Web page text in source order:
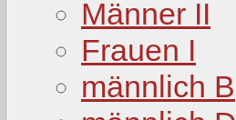
Männer II
Frauen I
männlich B